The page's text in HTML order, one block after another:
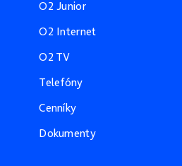
O2 Junior
O2 Internet
O2 TV
Telefóny
Cenníky
Dokumenty